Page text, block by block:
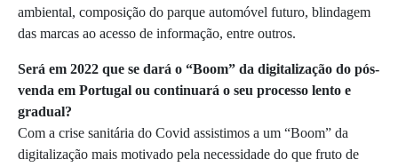
ambiental, composição do parque automóvel futuro, blindagem
das marcas ao acesso de informação, entre outros.
Será em 2022 que se dará o “Boom” da digitalização do pós-
venda em Portugal ou continuará o seu processo lento e
gradual?
Com a crise sanitária do Covid assistimos a um “Boom” da
digitalização mais motivado pela necessidade do que fruto de